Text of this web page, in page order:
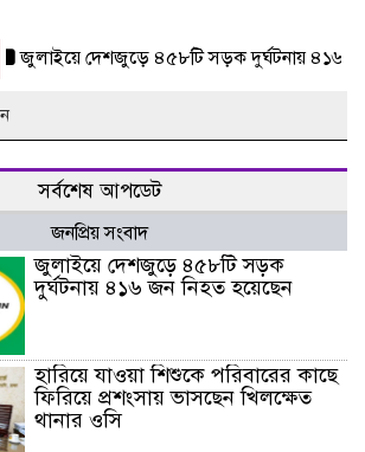
জুলাইয়ে দেশজুড়ে ৪৫৮টি সড়ক দুর্ঘটনায় ৪১৬ জন
সর্বশেষ আপডেট
জনপ্রিয় সংবাদ
জুলাইয়ে দেশজুড়ে ৪৫৮টি সড়ক
দুর্ঘটনায় ৪১৬ জন নিহত হয়েছেন
হারিয়ে যাওয়া শিশুকে পরিবারের কাছে
ফিরিয়ে প্রশংসায় ভাসছেন খিলক্ষেত
থানার ওসি